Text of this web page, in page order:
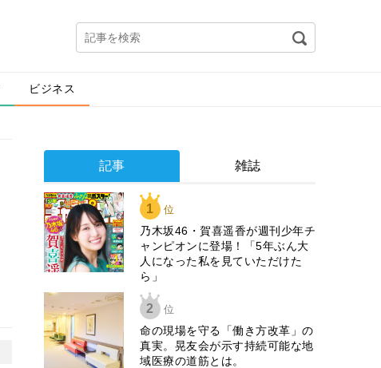
ビジネス
記事 雑誌
1 位
乃木坂46・賀喜遥香が週刊少年チ
ャンピオンに登場！「5年ぶん大
人になった私を見ていただけた
ら」
2 位
​命の現場を守る「働き方改革」の
真実。晃友会が示す持続可能な地
域医療の道筋とは。